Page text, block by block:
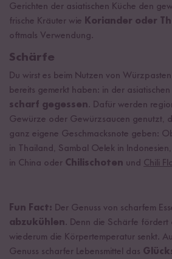
Gerichten der asiatischen Küche den
frische Kräuter wie Koriander oder
oftmals Verwendung.
Schärfe
Du wirst es beim Nutzen von
bereits gemerkt haben: in der asiatischen
scharf gegessen. Dafür werden
Gewürze oder Gewürzsaucen genutzt,
ganz eigene Geschmacksnote geben:
in Thailand, Sambal Oelek in Indonesien,
in China oder Chilischoten und Chili
Fun Fact: Der Genuss von scharfem
abzukühlen. Denn die Schärfe fördert
wiederum die Körpertemperatur senkt.
Genuss scharfer Lebensmittel das